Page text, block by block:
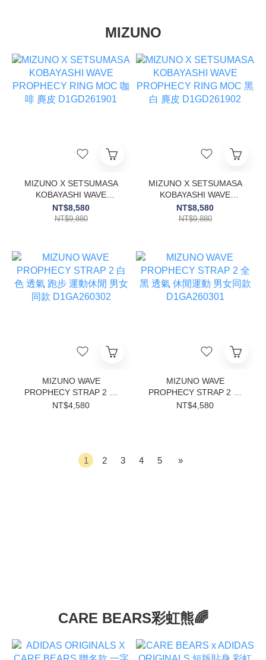
MIZUNO
MIZUNO X SETSUMASA
KOBAYASHI WAVE
PROPHECY RING MOC
咖啡 麂皮 D1GD261901
NT$8,580
NT$9,880
MIZUNO X SETSUMASA
KOBAYASHI WAVE
PROPHECY RING MOC
黑白 麂皮 D1GD261902
NT$8,580
NT$9,880
MIZUNO WAVE
PROPHECY STRAP 2 白
色 透氣 跑步 運動休閒 男
NT$4,580
MIZUNO WAVE
PROPHECY STRAP 2 全
黑 透氣 休閒運動 男女同款
NT$4,580
1 2 3 4 5 »
CARE BEARS彩虹熊🌈